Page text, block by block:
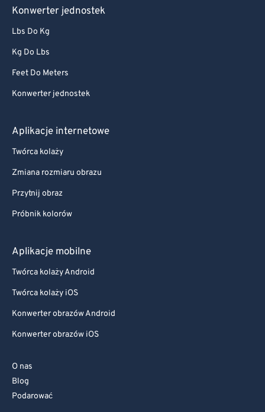
Konwerter jednostek
Lbs Do Kg
Kg Do Lbs
Feet Do Meters
Konwerter jednostek
Aplikacje internetowe
Twórca kolaży
Zmiana rozmiaru obrazu
Przytnij obraz
Próbnik kolorów
Aplikacje mobilne
Twórca kolaży Android
Twórca kolaży iOS
Konwerter obrazów Android
Konwerter obrazów iOS
O nas
Blog
Podarować